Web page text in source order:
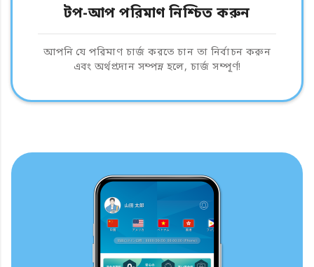
টপ-আপ পরিমাণ নিশ্চিত করুন
আপনি যে পরিমাণ চার্জ করতে চান তা নির্বাচন করুন
এবং অর্থপ্রদান সম্পন্ন হলে, চার্জ সম্পূর্ণ!